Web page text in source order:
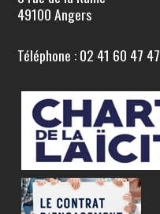
49100 Angers
Téléphone : 02 41 60 47 47